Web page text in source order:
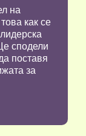
на
как се
сподели
поставя
за